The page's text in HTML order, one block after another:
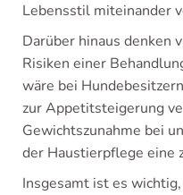
Lebensstil miteinander
Darüber hinaus denken
Risiken einer
wäre bei
zur Appetitsteigerung
Gewichtszunahme bei
der Haustierpflege eine
Insgesamt ist es